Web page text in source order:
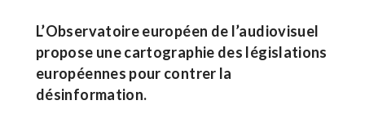
L’Observatoire européen de l’audiovisuel
propose une cartographie des législations
européennes pour contrer la
désinformation.